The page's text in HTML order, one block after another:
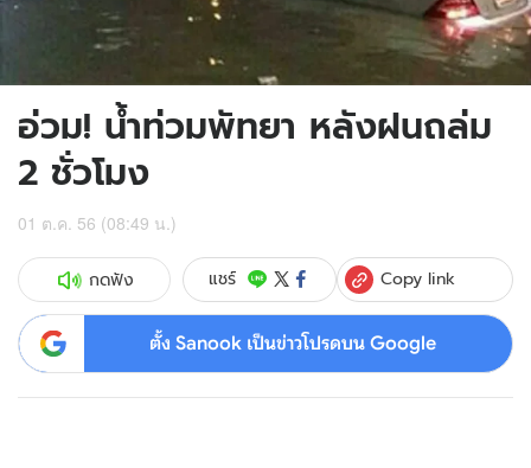
อ่วม! น้ำท่วมพัทยา หลังฝนถล่ม
2 ชั่วโมง
01 ต.ค. 56 (08:49 น.)
กดฟัง แชร์ Copy link
ตั้ง Sanook เป็นข่าวโปรดบน Google